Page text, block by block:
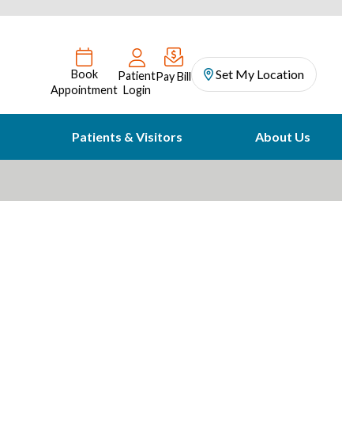
Book
Appointment
Patient
Login
Pay Bill Set My Location
Patients & Visitors About Us